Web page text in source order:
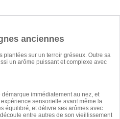
anciennes
plantées sur un terroir gréseux. Outre sa
un arôme puissant et complexe avec
immédiatement au nez, et
sensorielle avant même la
équilibré, et délivre ses arômes avec
entre autres de son vieillissement